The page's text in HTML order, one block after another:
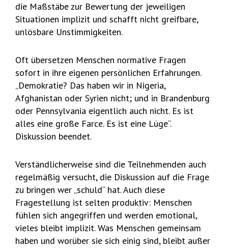
die Maßstäbe zur Bewertung der jeweiligen
Situationen implizit und schafft nicht greifbare,
unlösbare Unstimmigkeiten.
Oft übersetzen Menschen normative Fragen
sofort in ihre eigenen persönlichen Erfahrungen.
„Demokratie? Das haben wir in Nigeria,
Afghanistan oder Syrien nicht; und in Brandenburg
oder Pennsylvania eigentlich auch nicht. Es ist
alles eine große Farce. Es ist eine Lüge“.
Diskussion beendet.
Verständlicherweise sind die Teilnehmenden auch
regelmäßig versucht, die Diskussion auf die Frage
zu bringen wer „schuld“ hat. Auch diese
Fragestellung ist selten produktiv: Menschen
fühlen sich angegriffen und werden emotional,
vieles bleibt implizit. Was Menschen gemeinsam
haben und worüber sie sich einig sind, bleibt außer